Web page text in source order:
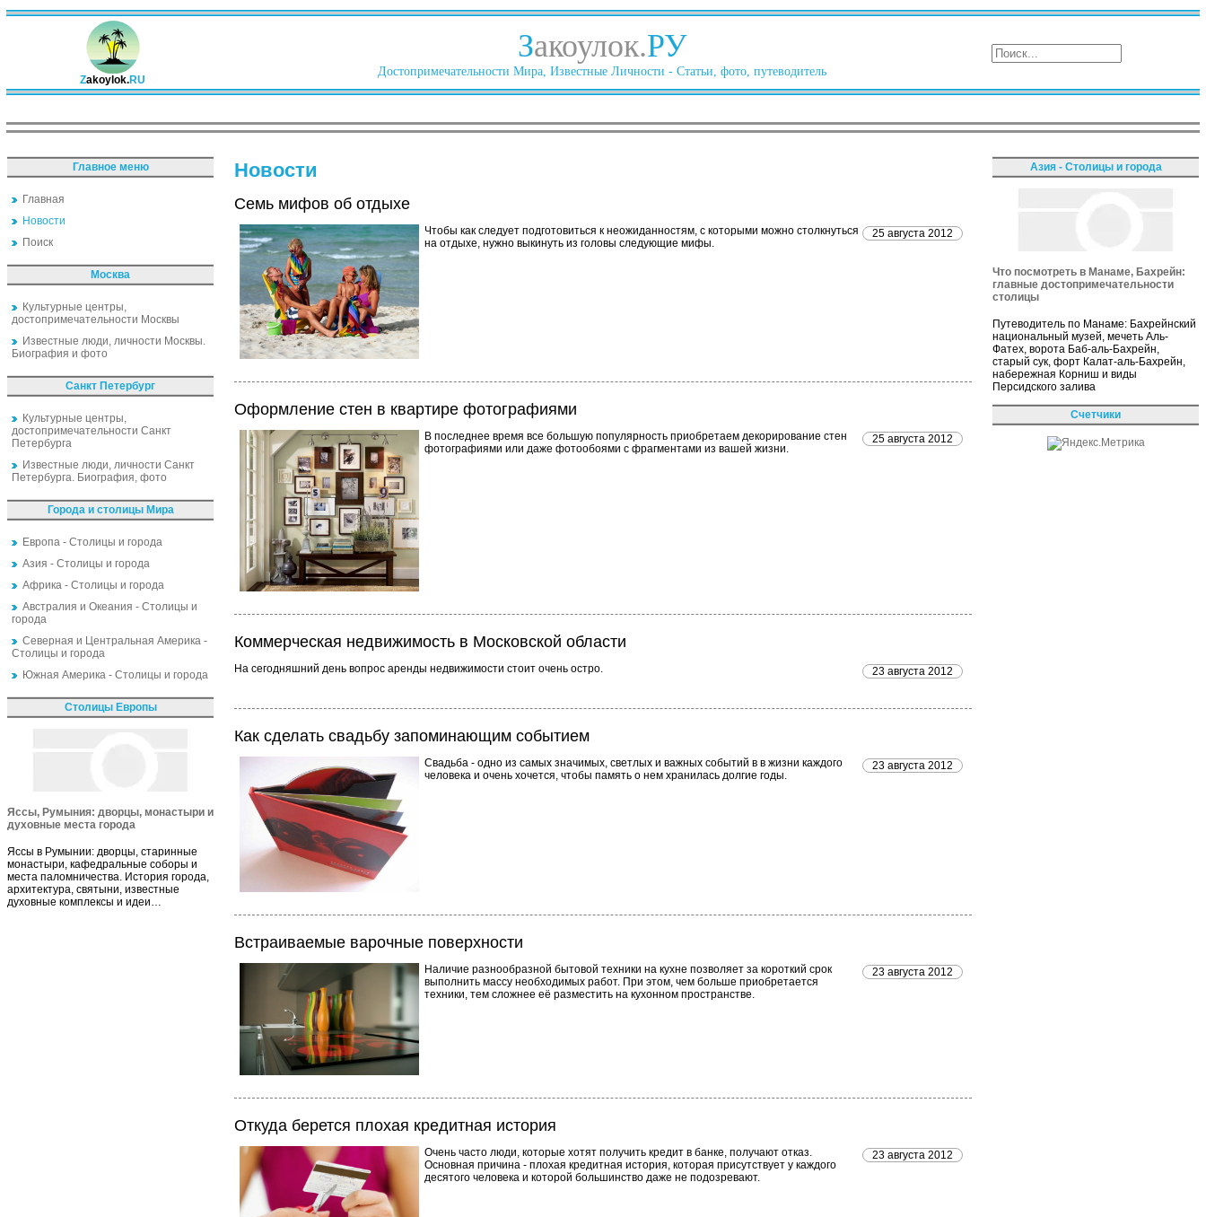
Zakoylok.RU
Закоулок.РУ
Достопримечательности Мира, Известные Личности - Статьи, фото, путеводитель
Главное меню
Главная
Новости
Поиск
Москва
Культурные центры,
достопримечательности Москвы
Известные люди, личности Москвы.
Биография и фото
Санкт Петербург
Культурные центры,
достопримечательности Санкт
Петербурга
Известные люди, личности Санкт
Петербурга. Биография, фото
Города и столицы Мира
Европа - Столицы и города
Азия - Столицы и города
Африка - Столицы и города
Австралия и Океания - Столицы и
города
Северная и Центральная Америка -
Столицы и города
Южная Америка - Столицы и города
Столицы Европы
Яссы, Румыния: дворцы, монастыри и
духовные места города
Яссы в Румынии: дворцы, старинные
монастыри, кафедральные соборы и
места паломничества. История города,
архитектура, святыни, известные
духовные комплексы и идеи…
Новости
Семь мифов об отдыхе
25 августа 2012
Чтобы как следует подготовиться к неожиданностям, с которыми можно столкнуться
на отдыхе, нужно выкинуть из головы следующие мифы.
Оформление стен в квартире фотографиями
25 августа 2012
В последнее время все большую популярность приобретаем декорирование стен
фотографиями или даже фотообоями с фрагментами из вашей жизни.
Коммерческая недвижимость в Московской области
23 августа 2012
На сегодняшний день вопрос аренды недвижимости стоит очень остро.
Как сделать свадьбу запоминающим событием
23 августа 2012
Свадьба - одно из самых значимых, светлых и важных событий в в жизни каждого
человека и очень хочется, чтобы память о нем хранилась долгие годы.
Встраиваемые варочные поверхности
23 августа 2012
Наличие разнообразной бытовой техники на кухне позволяет за короткий срок
выполнить массу необходимых работ. При этом, чем больше приобретается
техники, тем сложнее её разместить на кухонном пространстве.
Откуда берется плохая кредитная история
23 августа 2012
Очень часто люди, которые хотят получить кредит в банке, получают отказ.
Основная причина - плохая кредитная история, которая присутствует у каждого
десятого человека и которой большинство даже не подозревают.
Азия - Столицы и города
Что посмотреть в Манаме, Бахрейн:
главные достопримечательности
столицы
Путеводитель по Манаме: Бахрейнский
национальный музей, мечеть Аль-
Фатех, ворота Баб-аль-Бахрейн,
старый сук, форт Калат-аль-Бахрейн,
набережная Корниш и виды
Персидского залива
Счетчики